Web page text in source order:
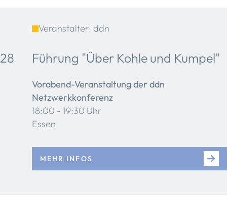
Veranstalter: ddn
28 Führung "Über Kohle und Kumpel"
Vorabend-Veranstaltung der ddn
Netzwerkkonferenz
18:00 - 19:30 Uhr
Essen
MEHR INFOS